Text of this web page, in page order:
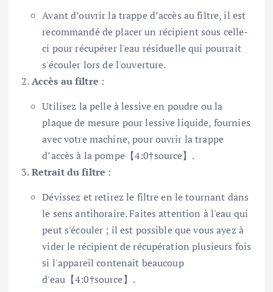
Avant d’ouvrir la trappe d’accès au filtre, il est
recommandé de placer un récipient sous celle-
ci pour récupérer l'eau résiduelle qui pourrait
s'écouler lors de l'ouverture.
Accès au filtre :
Utilisez la pelle à lessive en poudre ou la
plaque de mesure pour lessive liquide, fournies
avec votre machine, pour ouvrir la trappe
d’accès à la pompe【4:0†source】.
Retrait du filtre :
Dévissez et retirez le filtre en le tournant dans
le sens antihoraire. Faites attention à l'eau qui
peut s'écouler ; il est possible que vous ayez à
vider le récipient de récupération plusieurs fois
si l'appareil contenait beaucoup
d'eau【4:0†source】.